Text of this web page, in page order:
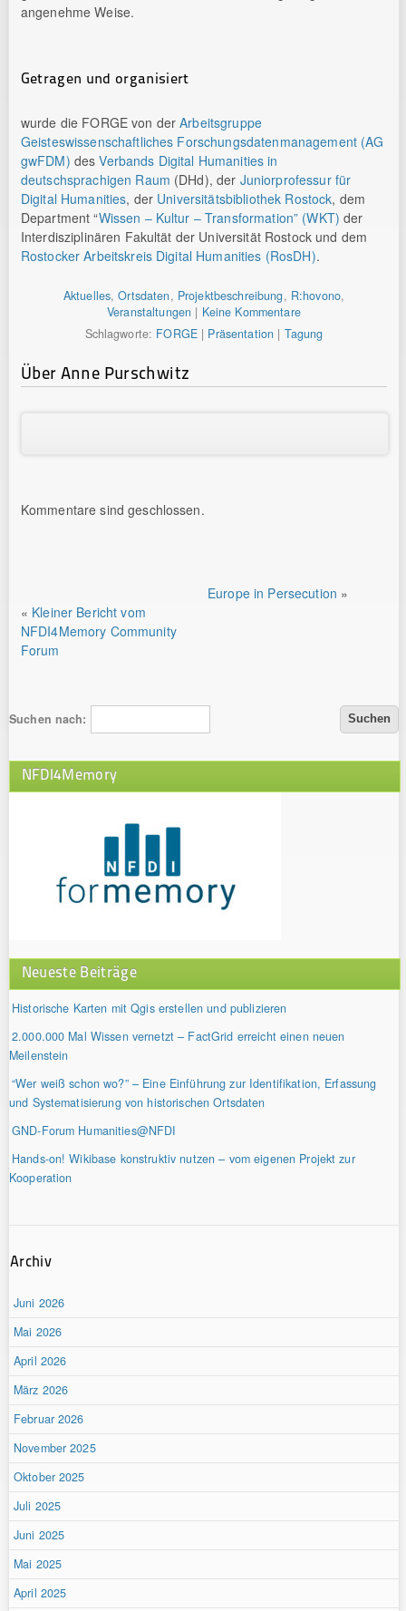
angenehme Weise.
Getragen und organisiert
wurde die FORGE von derArbeitsgruppe
Geisteswissenschaftliches Forschungsdatenmanagement (AG
gwFDM) desVerbands Digital Humanities in
deutschsprachigen Raum (DHd), der Juniorprofessur für
Digital Humanities, der Universitätsbibliothek Rostock, dem
Department “Wissen – Kultur – Transformation” (WKT) der
Interdisziplinären Fakultät der Universität Rostock und dem
Rostocker Arbeitskreis Digital Humanities (RosDH).
Aktuelles,Ortsdaten, Projektbeschreibung, R:hovono,
Veranstaltungen | Keine Kommentare
Schlagworte: FORGE | Präsentation | Tagung
Über Anne Purschwitz
Kommentare sind geschlossen.
Europe in Persecution »
« Kleiner Bericht vom
NFDI4Memory Community
Forum
Suchen nach:
NFDI4Memory
Neueste Beiträge
Historische Karten mit Qgis erstellen und publizieren
2.000.000 Mal Wissen vernetzt – FactGrid erreicht einen neuen
Meilenstein
“Wer weiß schon wo?” – Eine Einführung zur Identifikation, Erfassung
und Systematisierung von historischen Ortsdaten
GND-Forum Humanities@NFDI
Hands-on! Wikibase konstruktiv nutzen – vom eigenen Projekt zur
Kooperation
Archiv
Juni 2026
Mai 2026
April 2026
März 2026
Februar 2026
November 2025
Oktober 2025
Juli 2025
Juni 2025
Mai 2025
April 2025